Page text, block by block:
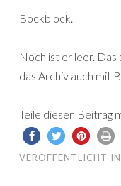
Bockblock.
Noch ist er leer. Das
das Archiv auch mit
Teile diesen Beitrag
VERÖFFENTLICHT IN